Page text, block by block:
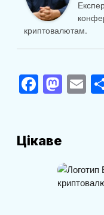
криптовалютам.
F
a
e
M
a
d
o
E
m
Цікаве